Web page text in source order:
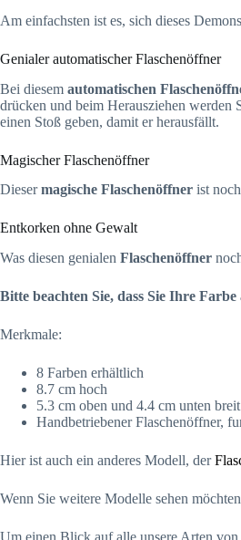
Am einfachsten ist es, sich dieses
Genialer automatischer Flaschenöffner
Bei diesem automatischen
drücken und beim Herausziehen werden
einen Stoß geben, damit er herausfällt.
Magischer Flaschenöffner
Diesermagische Flaschenöffner ist
Entkorken ohne Gewalt
Was diesen genialen Flaschenöffner
Bitte beachten Sie, dass Sie Ihre
Merkmale:
8 Farben erhältlich
8.7 cm hoch
5.3 cm oben und 4.4 cm unten breit
Handbetriebener Flaschenöffner,
Hier ist auch ein anderes Modell, der
Wenn Sie weitere Modelle sehen